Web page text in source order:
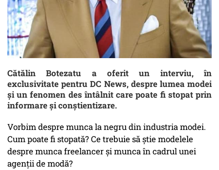
Cătălin Botezatu a oferit un interviu, în
exclusivitate pentru DC News, despre lumea modei
și un fenomen des întâlnit care poate fi stopat prin
informare și conștientizare.
Vorbim despre munca la negru din industria modei.
Cum poate fi stopată? Ce trebuie să știe modelele
despre munca freelancer și munca în cadrul unei
agenții de modă?